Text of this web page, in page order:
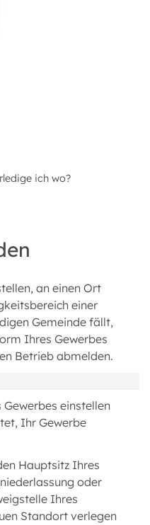
ich wo?
an einen Ort
einer
Gemeinde fällt,
Ihres Gewerbes
Betrieb abmelden.
einstellen
Ihr Gewerbe
Hauptsitz Ihres
oder
Ihres
Standort verlegen